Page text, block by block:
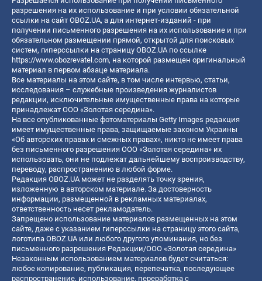
разрешения на их использование и при условии обязательной
ссылки на сайт OBOZ.UA, а для интернет-изданий - при
получении письменного разрешения на их использование и при
обязательном размещении прямой, открытой для поисковых
систем, гиперссылки на страницу OBOZ.UA по ссылке
https://www.obozrevatel.com, на которой размещен оригинальный
материал в первом абзаце материала.
Все материалы на этом сайте, в том числе интервью, статьи,
исследования – служебные произведения журналистов
редакции, исключительные имущественные права на которые
принадлежат ООО «Золотая середина».
На все опубликованные фотоматериалы Getty Images редакция
имеет имущественные права, защищаемые законом Украины
«Об авторских правах и смежных правах», никто не имеет права
без письменного разрешения ООО «Золотая середина» их
использовать, они не подлежат дальнейшему воспроизводству,
переводу, распространению в любой форме.
Редакция OBOZ.UA может не разделять точку зрения,
изложенную в авторском материале. За достоверность
информации, размещенной в рекламных материалах,
ответственность несет рекламодатель.
Запрещено использование материалов размещенных на этом
сайте, даже с указанием гиперссылки на страницу этого сайта,
логотипа OBOZ.UA или любого другого упоминания, но без
письменного разрешения Редакции/ООО «Золотая середина»
Незаконным использованием материалов будет считаться:
любое копирование, публикация, перепечатка, последующее
распространение, использование, переработка с